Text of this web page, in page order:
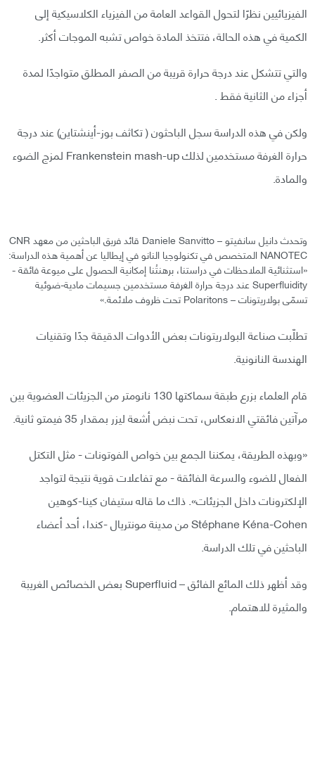
الفيزيائيين نظرًا لتحول القواعد العامة من الفيزياء الكلاسيكية إلى
الكمية في هذه الحالة، فتتخذ المادة خواص تشبه الموجات أكثر.
والتي تتشكل عند درجة حرارة قريبة من الصفر المطلق متواجدًا لمدة
أجزاء من الثانية فقط .
ولكن في هذه الدراسة سجل الباحثون ( تكاثف بوز-أينشتاين) عند درجة
حرارة الغرفة مستخدمين لذلك Frankenstein mash-up لمزج الضوء
والمادة.
وتحدث دانيل سانفيتو – Daniele Sanvitto قائد فريق الباحثين من معهد CNR
NANOTEC المتخصص في تكنولوجيا النانو في إيطاليا عن أهمية هذه الدراسة:
«استثنائية الملاحظات في دراستنا، برهنتُنا إمكانية الحصول على ميوعة فائقة -
Superfluidity عند درجة حرارة الغرفة مستخدمين جسيمات مادية-ضوئية
تسمّى بولاريتونات – Polaritons تحت ظروف ملائمة.»
تطلّبت صناعة البولاريتونات بعض الأدوات الدقيقة جدًا وتقنيات
الهندسة النانونية.
قام العلماء بزرع طبقة سماكتها 130 نانومتر من الجزيئات العضوية بين
مرآتين فائقتي الانعكاس، تحت نبض أشعة ليزر بمقدار 35 فيمتو ثانية.
«وبهذه الطريقة، يمكننا الجمع بين خواص الفوتونات - مثل التكتل
الفعال للضوء والسرعة الفائقة - مع تفاعلات قوية نتيجة لتواجد
الإلكترونات داخل الجزيئات». ذاك ما قاله ستيفان كينا-كوهين
Stéphane Kéna-Cohen من مدينة مونتريال -كندا، أحد أعضاء
الباحثين في تلك الدراسة.
وقد أظهر ذلك المائع الفائق – Superfluid بعض الخصائص الغريبة
والمثيرة للاهتمام.